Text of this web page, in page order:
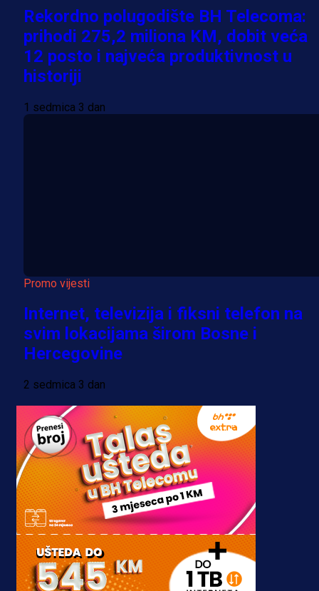
Rekordno polugodište BH Telecoma:
prihodi 275,2 miliona KM, dobit veća
12 posto i najveća produktivnost u
historiji
1 sedmica 3 dan
Promo vijesti
Internet, televizija i fiksni telefon na
svim lokacijama širom Bosne i
Hercegovine
2 sedmica 3 dan